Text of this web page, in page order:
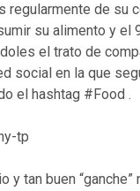
regularmente de su
su alimento y el
el trato de
social en la que
el hashtag #Food .
y tan buen